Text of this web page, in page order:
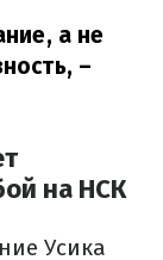
а не
–
на НСК
Усика